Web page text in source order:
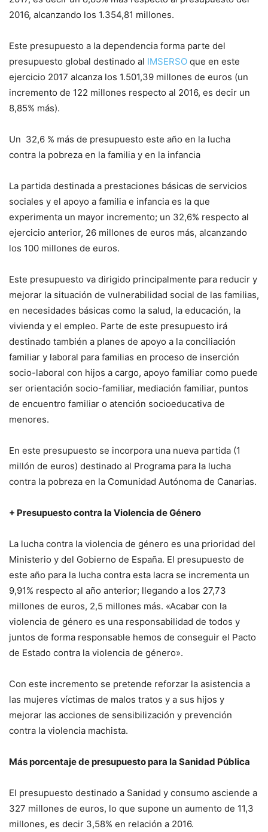
2016, alcanzando los 1.354,81 millones.
Este presupuesto a la dependencia forma parte del
presupuesto global destinado al IMSERSO que en este
ejercicio 2017 alcanza los 1.501,39 millones de euros (un
incremento de 122 millones respecto al 2016, es decir un
8,85% más).
Un 32,6 % más de presupuesto este año en la lucha
contra la pobreza en la familia y en la infancia
La partida destinada a prestaciones básicas de servicios
sociales y el apoyo a familia e infancia es la que
experimenta un mayor incremento; un 32,6% respecto al
ejercicio anterior, 26 millones de euros más, alcanzando
los 100 millones de euros.
Este presupuesto va dirigido principalmente para reducir y
mejorar la situación de vulnerabilidad social de las familias,
en necesidades básicas como la salud, la educación, la
vivienda y el empleo. Parte de este presupuesto irá
destinado también a planes de apoyo a la conciliación
familiar y laboral para familias en proceso de inserción
socio-laboral con hijos a cargo, apoyo familiar como puede
ser orientación socio-familiar, mediación familiar, puntos
de encuentro familiar o atención socioeducativa de
menores.
En este presupuesto se incorpora una nueva partida (1
millón de euros) destinado al Programa para la lucha
contra la pobreza en la Comunidad Autónoma de Canarias.
+ Presupuesto contra la Violencia de Género
La lucha contra la violencia de género es una prioridad del
Ministerio y del Gobierno de España. El presupuesto de
este año para la lucha contra esta lacra se incrementa un
9,91% respecto al año anterior; llegando a los 27,73
millones de euros, 2,5 millones más. «Acabar con la
violencia de género es una responsabilidad de todos y
juntos de forma responsable hemos de conseguir el Pacto
de Estado contra la violencia de género».
Con este incremento se pretende reforzar la asistencia a
las mujeres víctimas de malos tratos y a sus hijos y
mejorar las acciones de sensibilización y prevención
contra la violencia machista.
Más porcentaje de presupuesto para la Sanidad Pública
El presupuesto destinado a Sanidad y consumo asciende a
327 millones de euros, lo que supone un aumento de 11,3
millones, es decir 3,58% en relación a 2016.